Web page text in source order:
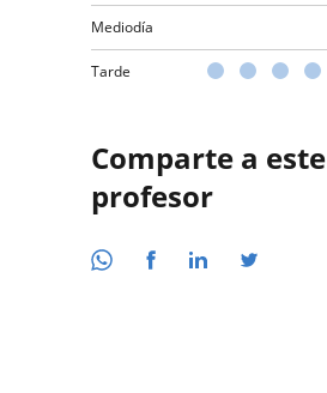
Mediodía
Tarde
Comparte a este
profesor